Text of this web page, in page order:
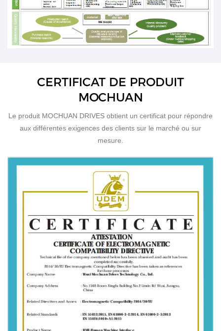
CERTIFICAT DE PRODUIT
MOCHUAN
Le produit MOCHUAN DRIVES obtient un certificat pour répondre
aux différentes exigences des clients sur le marché ou sur
mesure.